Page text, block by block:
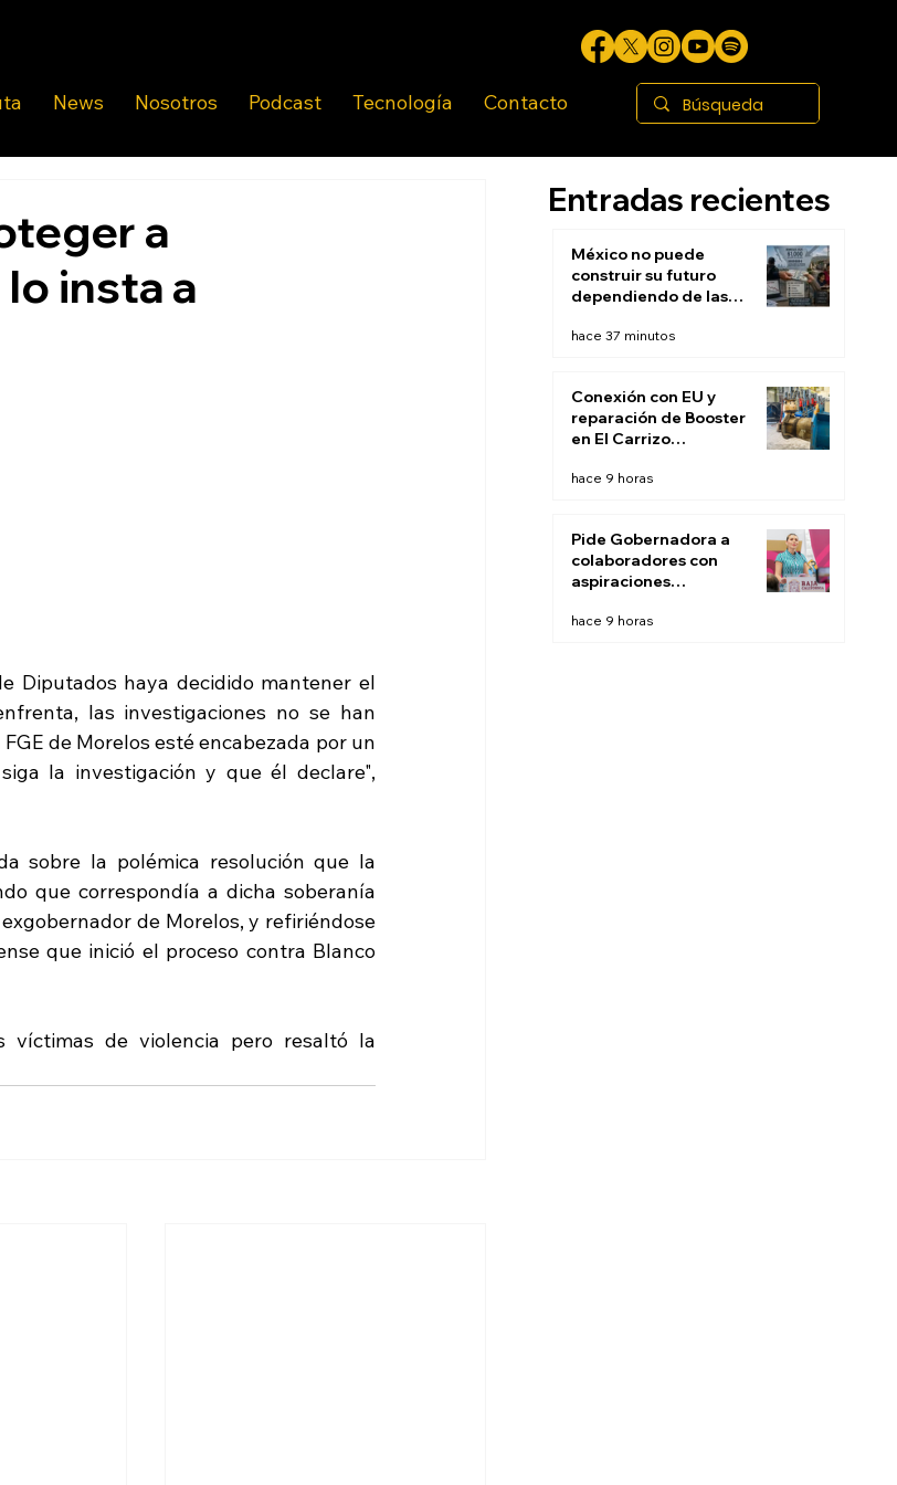
News Nosotros Podcast Tecnología Contacto
a
insta a
Diputados haya decidido mantener el
las investigaciones no se han
de Morelos esté encabezada por un
la investigación y que él declare",
sobre la polémica resolución que la
que correspondía a dicha soberanía
de Morelos, y refiriéndose
que inició el proceso contra Blanco
víctimas de violencia pero resaltó la
Entradas recientes
México no puede
construir su futuro
dependiendo de las
hace 37 minutos
Conexión con EU y
reparación de Booster
en El Carrizo
suministro de agua
hace 9 horas
Pide Gobernadora a
colaboradores con
aspiraciones
la próxima semana
hace 9 horas